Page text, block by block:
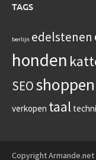
TAGS
berlijn edelstenen
honden
SEOshoppen
verkopen taal
Copyright Armande.net